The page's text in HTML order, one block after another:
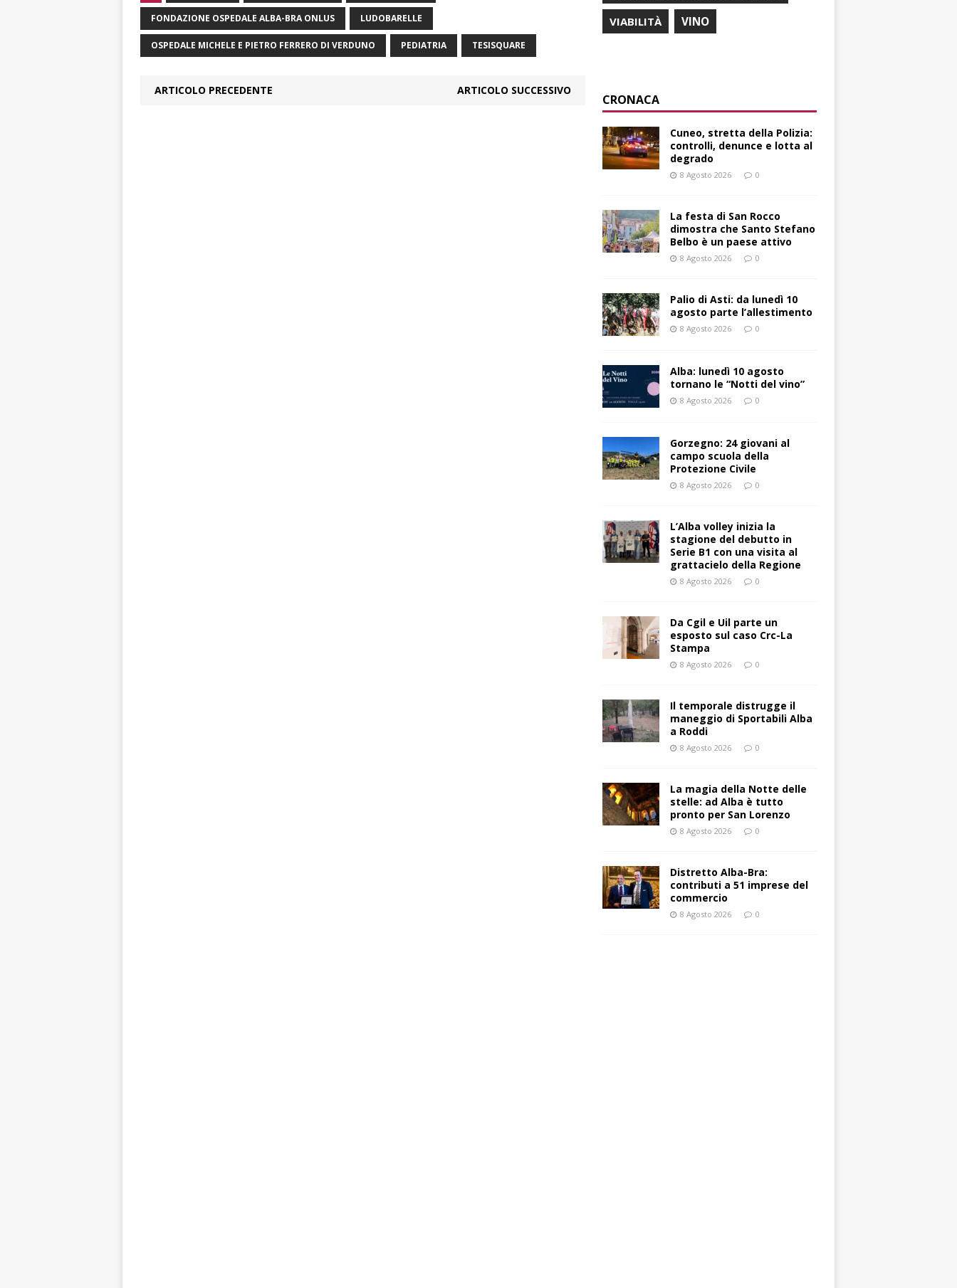
FONDAZIONE OSPEDALE ALBA-BRA ONLUS LUDOBARELLE
OSPEDALE MICHELE E PIETRO FERRERO DI VERDUNO PEDIATRIA TESISQUARE
ARTICOLO PRECEDENTE ARTICOLO SUCCESSIVO
VIABILITÀ VINO
CRONACA
Cuneo, stretta della Polizia:
controlli, denunce e lotta al
degrado
8 Agosto 2026 0
La festa di San Rocco
dimostra che Santo Stefano
Belbo è un paese attivo
8 Agosto 2026 0
Palio di Asti: da lunedì 10
agosto parte l’allestimento
8 Agosto 2026 0
Alba: lunedì 10 agosto
tornano le “Notti del vino”
8 Agosto 2026 0
Gorzegno: 24 giovani al
campo scuola della
Protezione Civile
8 Agosto 2026 0
L’Alba volley inizia la
stagione del debutto in
Serie B1 con una visita al
grattacielo della Regione
8 Agosto 2026 0
Da Cgil e Uil parte un
esposto sul caso Crc-La
Stampa
8 Agosto 2026 0
Il temporale distrugge il
maneggio di Sportabili Alba
a Roddi
8 Agosto 2026 0
La magia della Notte delle
stelle: ad Alba è tutto
pronto per San Lorenzo
8 Agosto 2026 0
Distretto Alba-Bra:
contributi a 51 imprese del
commercio
8 Agosto 2026 0